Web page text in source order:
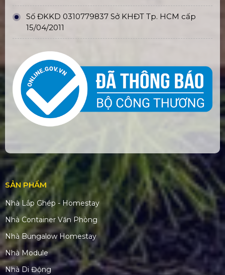
Số ĐKKD 0310779837 Sở KHĐT Tp. HCM cấp
15/04/2011
SẢN PHẨM
Nhà Lắp Ghép - Homestay
Nhà Container Văn Phòng
Nhà Bungalow Homestay
Nhà Module
Nhà Di Động